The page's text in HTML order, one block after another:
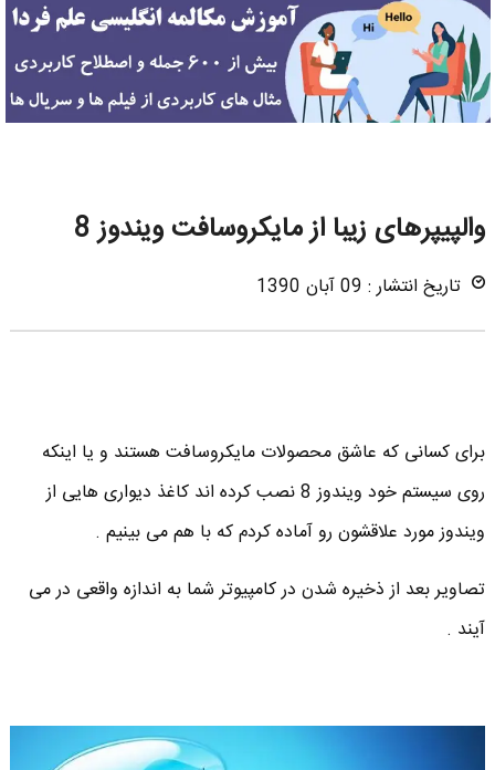
والپیپرهای زیبا از مایکروسافت ویندوز 8
تاریخ انتشار : 09 آبان 1390
برای کسانی که عاشق محصولات مایکروسافت هستند و یا اینکه
روی سیستم خود ویندوز 8 نصب کرده اند کاغذ دیواری هایی از
ویندوز مورد علاقشون رو آماده کردم که با هم می بینیم .
تصاویر بعد از ذخیره شدن در کامپیوتر شما به اندازه واقعی در می
آیند .